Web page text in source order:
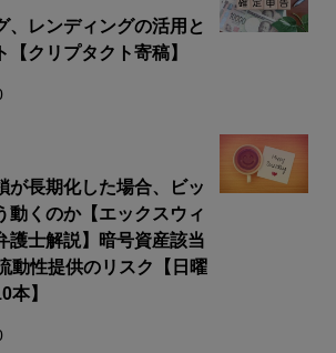
、レンディングの活用と
クリプタクト寄稿】
が長期化した場合、ビッ
動くのか【エックスウィ
護士解説】暗号資産該当
動性提供のリスク【日曜
本】